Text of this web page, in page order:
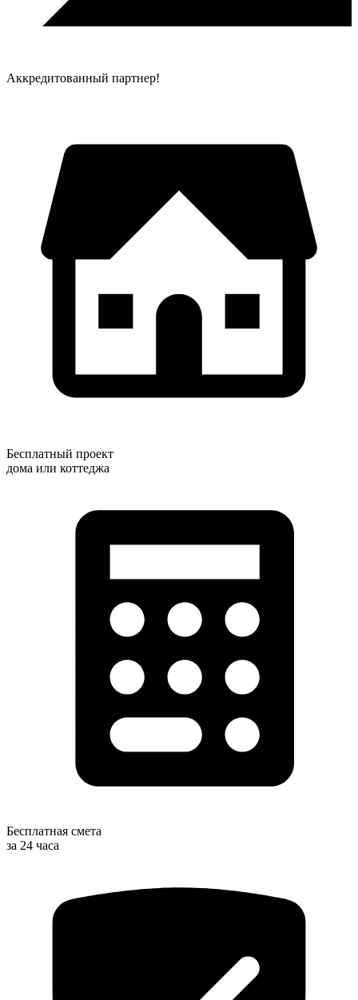
Аккредитованный партнер!
Бесплатный проект
дома или коттеджа
Бесплатная смета
за 24 часа